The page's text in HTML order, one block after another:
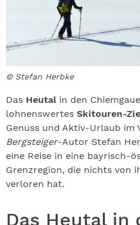
© Stefan Herbke
Das Heutal in den
lohnenswertes Skitouren-
Genuss und Aktiv-Urlaub im
Bergsteiger-Autor Stefan
eine Reise in eine bayrisch-
Grenzregion, die nichts von
verloren hat.
Das Heutal in